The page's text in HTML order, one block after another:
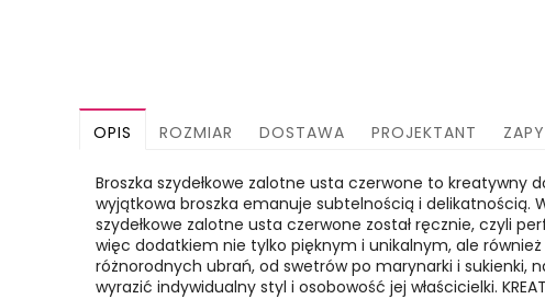
OPIS ROZMIAR DOSTAWA PROJEKTANT
Broszka szydełkowe zalotne usta czerwone to kreatywny
wyjątkowa broszka emanuje subtelnością i delikatnością.
szydełkowe zalotne usta czerwone został ręcznie, czyli
więc dodatkiem nie tylko pięknym i unikalnym, ale
różnorodnych ubrań, od swetrów po marynarki i sukienki,
wyrazić indywidualny styl i osobowość jej właścicielki.